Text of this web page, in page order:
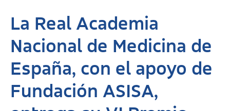
La Real Academia
Nacional de Medicina de
España, con el apoyo de
Fundación ASISA,